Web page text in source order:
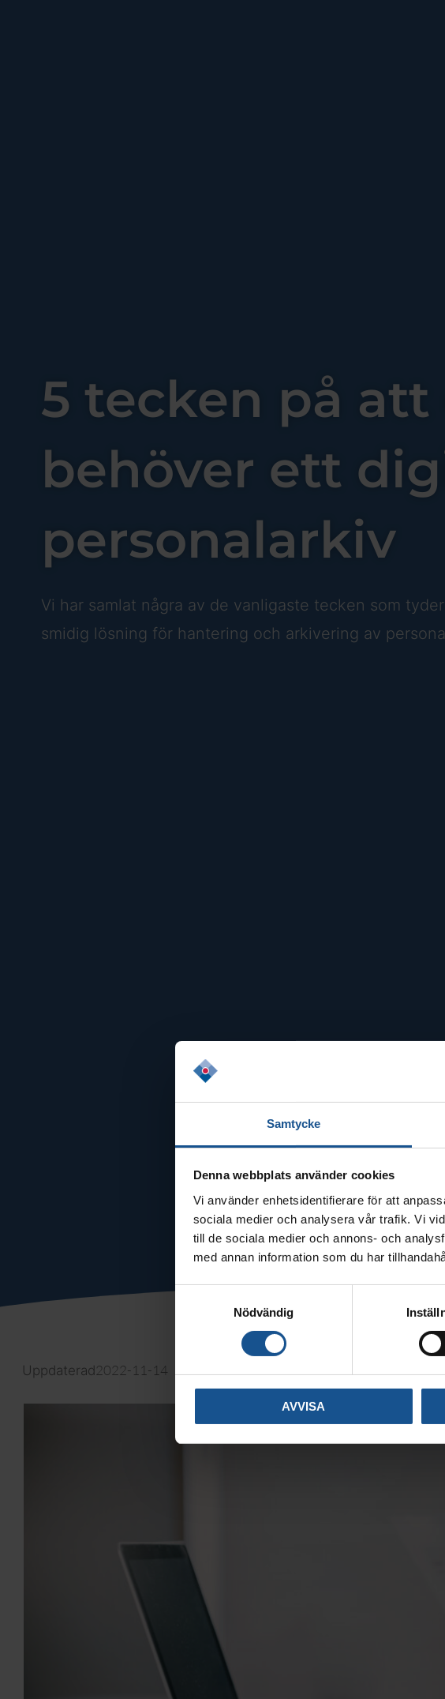
Samtycke
Denna webbplats använder cookies
Vi använder enhetsidentifierare för att
sociala medier och analysera vår trafik. Vi
till de sociala medier och annons- och
med annan information som du har
Samtyckesval
Nödvändig
AVVISA
5 tecken på
behöver ett
personalarkiv
Vi har samlat några av de vanligaste tecken som
smidig lösning för hantering och arkivering av
Uppdaterad 2022-11-14